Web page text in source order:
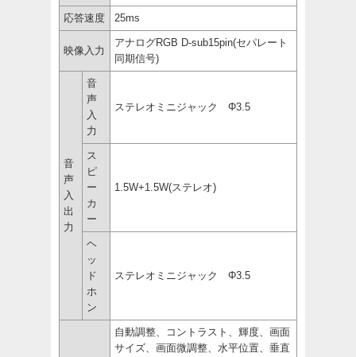
応答速度 25ms
映像入力
アナログRGB D-sub15pin(セパレート
同期信号)
音
声
入
出
力
音
声
入
力
ステレオミニジャック Φ3.5
ス
ピ
ー
カ
ー
1.5W+1.5W(ステレオ)
ヘ
ッ
ド
ホ
ン
ステレオミニジャック Φ3.5
自動調整、コントラスト、輝度、画面
サイズ、画面微調整、水平位置、垂直